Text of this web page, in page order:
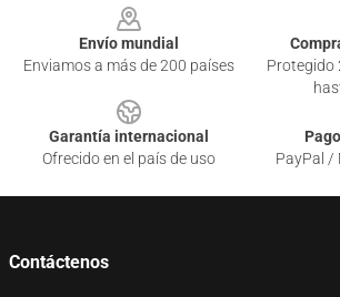
Envío mundial
Enviamos a más de 200 países
Protegido
Garantía internacional
Ofrecido en el país de uso
PayPal /
Contáctenos